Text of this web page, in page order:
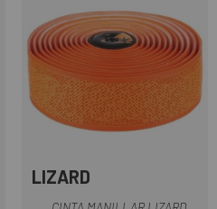
LIZARD